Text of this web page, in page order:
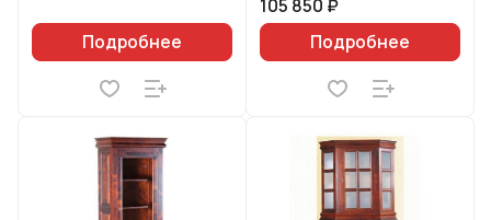
Подробнее
105 850 ₽
Подробнее